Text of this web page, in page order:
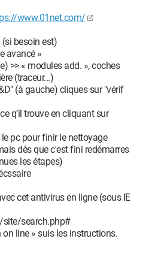
www.01net.com/
besoin est)
avancé »
>> « modules add. », coches
(traceur...)
(à gauche) cliques sur "vérif
q’il trouve en cliquant sur
pc pour finir le nettoyage
dès que c'est fini redémarres
les étapes)
cet antivirus en ligne (sous IE
search.php#
line » suis les instructions.